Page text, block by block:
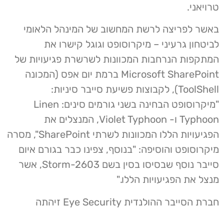
טרויאני.
באשר לפריצה לרשת המחשוב של המינהל הלאומי
לביטחון גרעיני – מיקרוסופט וגוגל קישרו את
המתקפות הנרחבות המכוונות לשרשרת פגיעויות של
Microsoft SharePoint ברמת יום אפס (המכונה
ToolShell), לקבוצות פשיעת סייבר סיניות:
"מיקרוסופט הבחינה בשני גורמים סינים: Linen
Typhoon ו- Violet Typhoon, המנצלים את
הפגיעויות הללו המכוונות לשרתי SharePoint", מסרה
מיקרוסופט והוסיפה: "בנוסף, צפינו כבר בגורם איום
סייבר נוסף שבסיסו בסין בשם Storm-2603, אשר
מנצל את הפגיעויות הללו."
חברת הסייבר ההולנדית Eye Security זיהתה